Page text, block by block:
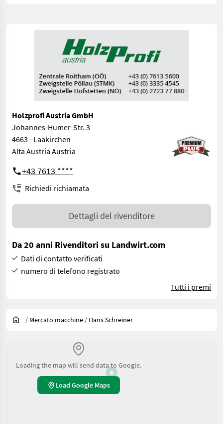
Holzprofi Austria GmbH
Johannes-Humer-Str. 3
4663 - Laakirchen
Alta Austria Austria
+43 7613 ****
Richiedi richiamata
Dettagli del rivenditore
Da 20 anni Rivenditori su Landwirt.com
Dati di contatto verificati
numero di telefono registrato
Tutti i premi
/ Mercato macchine / Hans Schreiner
Loading the map will send data to Google.
Load Google Maps